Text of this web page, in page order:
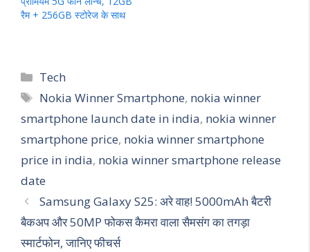
रैम + 256GB स्टोरेज के साथ
Categories
Tech
Tags
Nokia Winner Smartphone, nokia winner
smartphone launch date in india, nokia winner
smartphone price, nokia winner smartphone
price in india, nokia winner smartphone release
date
Samsung Galaxy S25: अरे वाह! 5000mAh बैटरी
बैकअप और 50MP फोकस कैमरा वाला सैमसंग का तगड़ा
स्मार्टफोन, जानिए फीचर्स